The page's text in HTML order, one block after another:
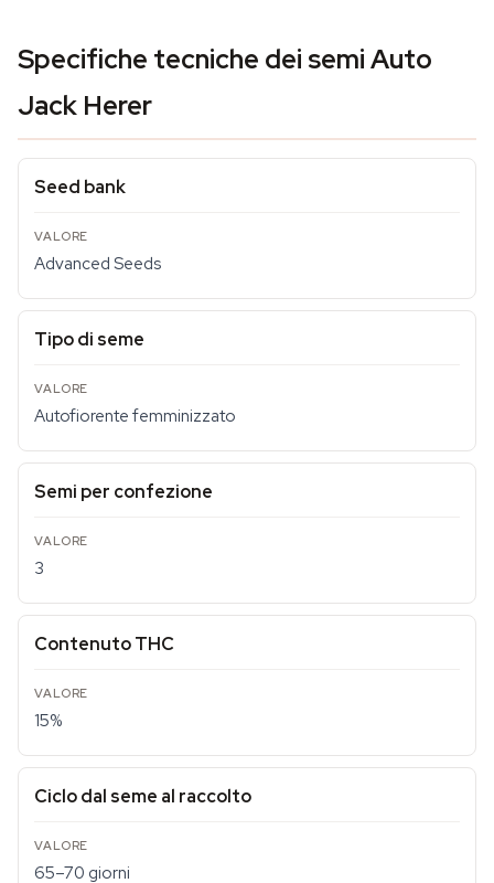
Specifiche tecniche dei semi Auto
Jack Herer
Seed bank
Advanced Seeds
Tipo di seme
Autofiorente femminizzato
Semi per confezione
3
Contenuto THC
15%
Ciclo dal seme al raccolto
65–70 giorni